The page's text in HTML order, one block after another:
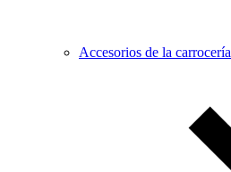
Accesorios de la carrocería